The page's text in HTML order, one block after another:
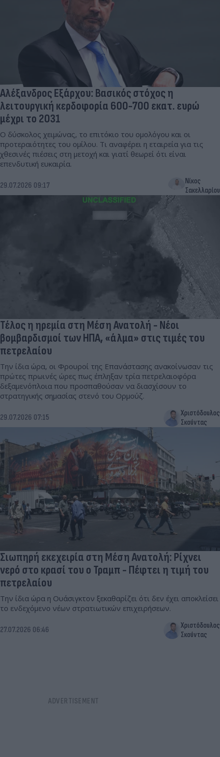
Αλέξανδρος Εξάρχου: Βασικός στόχος η
λειτουργική κερδοφορία 600-700 εκατ. ευρώ
μέχρι το 2031
Ο δύσκολος χειμώνας, το επιτόκιο του ομολόγου και οι
προτεραιότητες του ομίλου. Τι αναφέρει η εταιρεία για τις
χθεσινές πιέσεις στη μετοχή και γιατί θεωρεί ότι είναι
επενδυτική ευκαιρία.
29.07.2026 09:17
Νίκος
Σακελλαρίου
Τέλος η ηρεμία στη Μέση Ανατολή - Νέοι
βομβαρδισμοί των ΗΠΑ, «άλμα» στις τιμές του
πετρελαίου
Την ίδια ώρα, οι Φρουροί της Επανάστασης ανακοίνωσαν τις
πρώτες πρωινές ώρες πως έπληξαν τρία πετρελαιοφόρα
δεξαμενόπλοια που προσπαθούσαν να διασχίσουν το
στρατηγικής σημασίας στενό του Ορμούζ.
29.07.2026 07:15
Χριστόδουλος
Σκούντας
Σιωπηρή εκεχειρία στη Μέση Ανατολή: Ρίχνει
νερό στο κρασί του ο Τραμπ - Πέφτει η τιμή του
πετρελαίου
Την ίδια ώρα η Ουάσιγκτον ξεκαθαρίζει ότι δεν έχει αποκλείσει
το ενδεχόμενο νέων στρατιωτικών επιχειρήσεων.
27.07.2026 06:46
Χριστόδουλος
Σκούντας